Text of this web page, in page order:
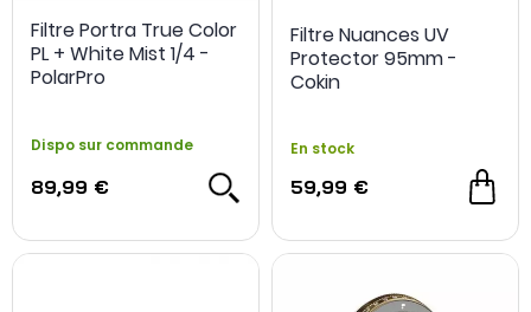
Filtre Portra True Color
PL + White Mist 1/4 -
PolarPro
Dispo sur commande
89,99 €
Filtre Nuances UV
Protector 95mm -
Cokin
En stock
59,99 €